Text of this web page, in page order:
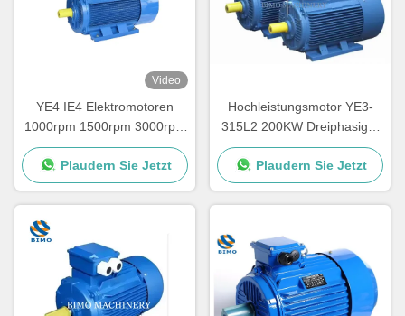
Video
YE4 IE4 Elektromotoren
1000rpm 1500rpm 3000rpm
Dreiphasige Wechselstrom-
Induktionsmotoren
Plaudern Sie Jetzt
Hochleistungsmotor YE3-
315L2 200KW Dreiphasiger
asynchroner
Wechselstrommotor 220V
380V
Plaudern Sie Jetzt